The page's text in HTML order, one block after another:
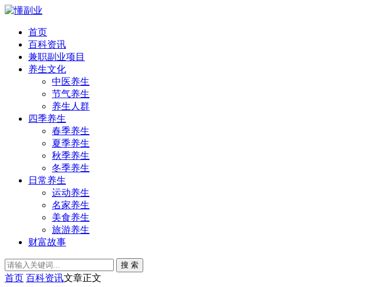
首页
百科资讯
兼职副业项目
养生文化
中医养生
节气养生
养生人群
四季养生
春季养生
夏季养生
秋季养生
冬季养生
日常养生
运动养生
名家养生
美食养生
旅游养生
财富故事
搜 索
首页 百科资讯文章正文